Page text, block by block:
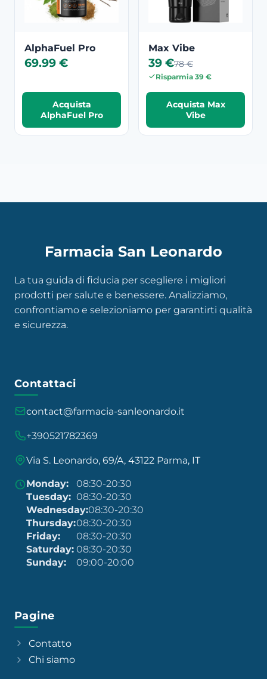
AlphaFuel Pro
69.99 €
Acquista
AlphaFuel Pro
Max Vibe
39 €78 €
Risparmia 39 €
Acquista Max
Vibe
Farmacia San Leonardo
La tua guida di fiducia per scegliere i migliori
prodotti per salute e benessere. Analizziamo,
confrontiamo e selezioniamo per garantirti qualità
e sicurezza.
Contattaci
contact@farmacia-sanleonardo.it
+390521782369
Via S. Leonardo, 69/A, 43122 Parma, IT
Monday:
08:30-20:30
Tuesday: 08:30-20:30
Wednesday:08:30-20:30
Thursday:08:30-20:30
Friday:
08:30-20:30
Saturday: 08:30-20:30
Sunday:
09:00-20:00
Pagine
Contatto
Chi siamo